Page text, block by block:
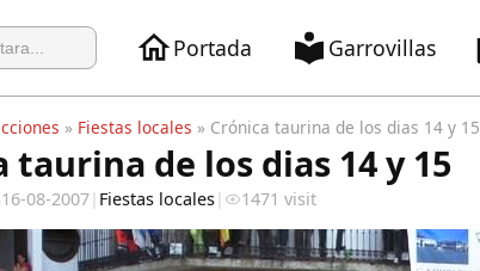
Portada Garrovillas
» Fiestas locales » Crónica taurina de los dias 14 y 15
taurina de los dias 14 y 15
16-08-2007| Fiestas locales| 1471 visit